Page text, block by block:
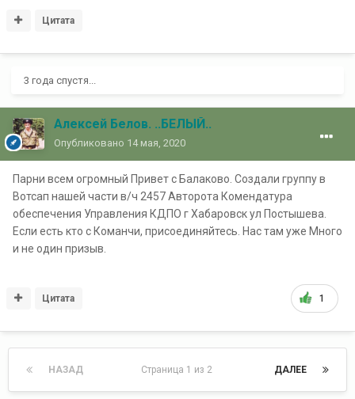
Цитата
3 года спустя...
Алексей Белов. ..БЕЛЫЙ..
Опубликовано 14 мая, 2020
Парни всем огромный Привет с Балаково. Создали группу в
Вотсап нашей части в/ч 2457 Авторота Комендатура
обеспечения Управления КДПО г Хабаровск ул Постышева.
Если есть кто с Команчи, присоединяйтесь. Нас там уже Много
и не один призыв.
1
Цитата
НАЗАД ДАЛЕЕ
Страница 1 из 2